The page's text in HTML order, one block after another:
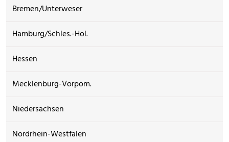
Bremen/Unterweser
Hamburg/Schles.-Hol.
Hessen
Mecklenburg-Vorpom.
Niedersachsen
Nordrhein-Westfalen